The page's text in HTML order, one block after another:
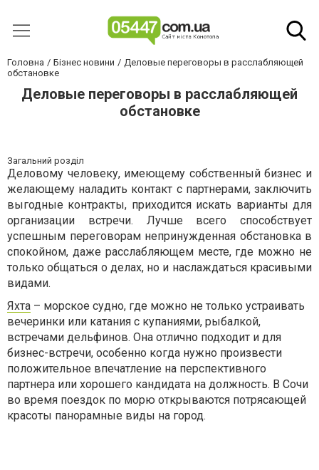
Головна Бізнес новини
Деловые переговоры в расслабляющей
обстановке
Деловые переговоры в расслабляющей
обстановке
Загальний розділ
Деловому человеку, имеющему собственный бизнес и
желающему наладить контакт с партнерами, заключить
выгодные контракты, приходится искать варианты для
организации встречи. Лучше всего способствует
успешным переговорам непринужденная обстановка в
спокойном, даже расслабляющем месте, где можно не
только общаться о делах, но и наслаждаться красивыми
видами.
Яхта – морское судно, где можно не только устраивать
вечеринки или катания с купаниями, рыбалкой,
встречами дельфинов. Она отлично подходит и для
бизнес-встречи, особенно когда нужно произвести
положительное впечатление на перспективного
партнера или хорошего кандидата на должность. В Сочи
во время поездок по морю открываются потрясающей
красоты панорамные виды на город.